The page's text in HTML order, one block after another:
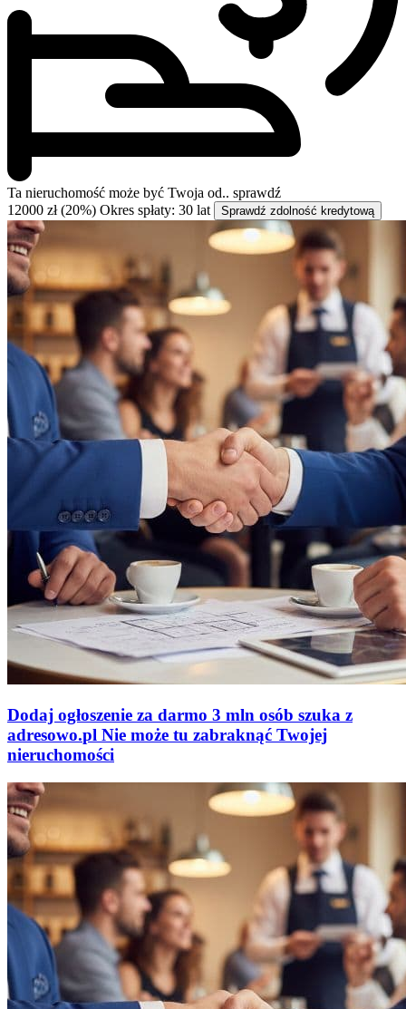
Ta nieruchomość może być Twoja od.. sprawdź
12000 zł (20%) Okres spłaty: 30 lat Sprawdź zdolność kredytową
Dodaj ogłoszenie za darmo 3 mln osób szuka z
adresowo.pl Nie może tu zabraknąć Twojej
nieruchomości